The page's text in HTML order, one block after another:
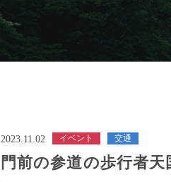
2023.11.02 イベント 交通
門前の参道の歩行者